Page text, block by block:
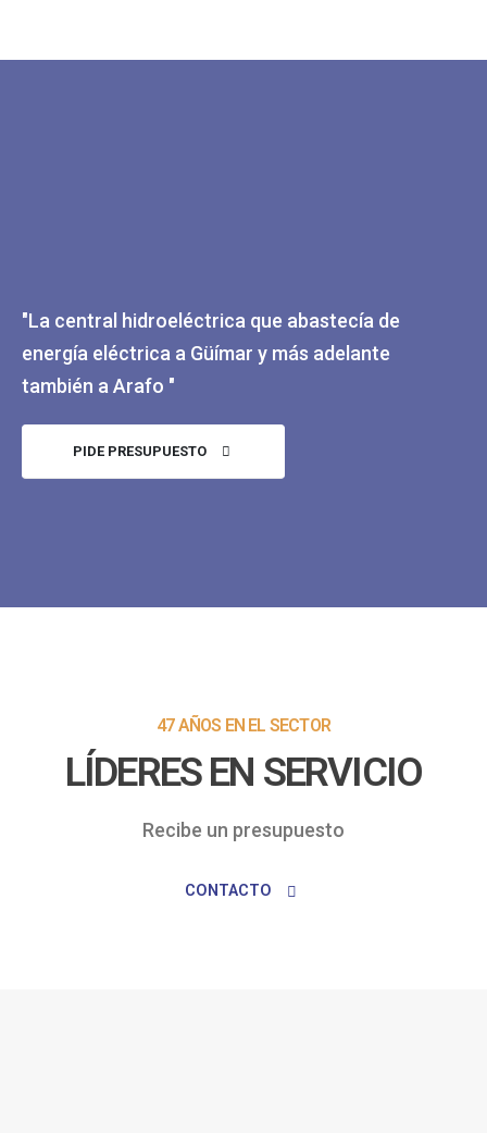
"La central hidroeléctrica que abastecía de
energía eléctrica a Güímar y más adelante
también a Arafo "
PIDE PRESUPUESTO
47 AÑOS EN EL SECTOR
LÍDERES EN SERVICIO
Recibe un presupuesto
CONTACTO